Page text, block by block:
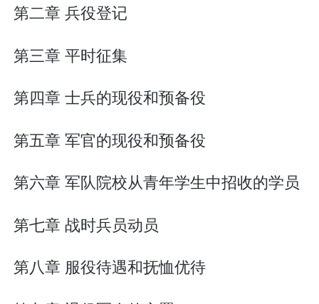
第二章 兵役登记
第三章 平时征集
第四章 士兵的现役和预备役
第五章 军官的现役和预备役
第六章 军队院校从青年学生中招收的学员
第七章 战时兵员动员
第八章 服役待遇和抚恤优待